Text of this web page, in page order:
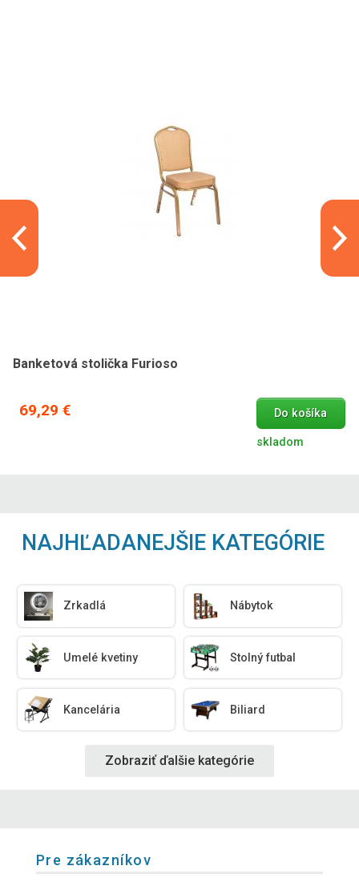
Banketová stolička Furioso
69,29 € Do košíka
skladom
NAJHĽADANEJŠIE KATEGÓRIE
Zrkadlá Nábytok
Umelé kvetiny Stolný futbal
Kancelária Biliard
Zobraziť ďalšie kategórie
Pre zákazníkov